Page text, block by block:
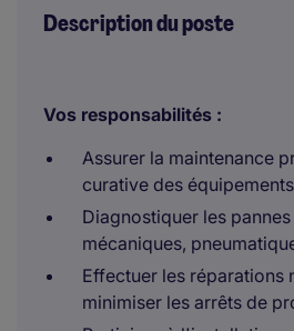
Description du poste
Vos responsabilités :
Assurer la maintenance
curative des
Diagnostiquer les
mécaniques,
Effectuer les réparations
minimiser les arrêts de